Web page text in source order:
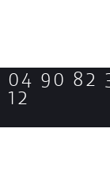
04 90 82
12